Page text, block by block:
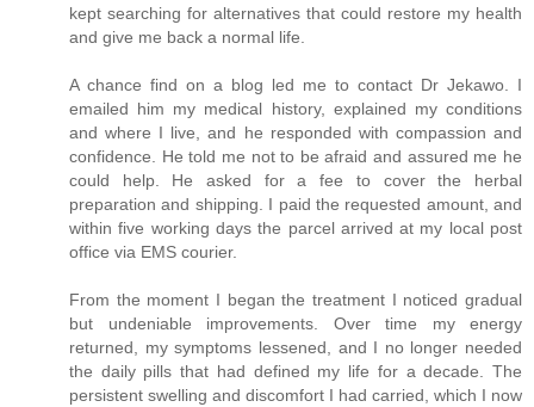
kept searching for alternatives that could restore my health
and give me back a normal life.
A chance find on a blog led me to contact Dr Jekawo. I
emailed him my medical history, explained my conditions
and where I live, and he responded with compassion and
confidence. He told me not to be afraid and assured me he
could help. He asked for a fee to cover the herbal
preparation and shipping. I paid the requested amount, and
within five working days the parcel arrived at my local post
office via EMS courier.
From the moment I began the treatment I noticed gradual
but undeniable improvements. Over time my energy
returned, my symptoms lessened, and I no longer needed
the daily pills that had defined my life for a decade. The
persistent swelling and discomfort I had carried, which I now